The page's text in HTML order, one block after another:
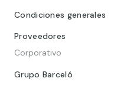
Condiciones generales
Proveedores
Corporativo
Grupo Barceló